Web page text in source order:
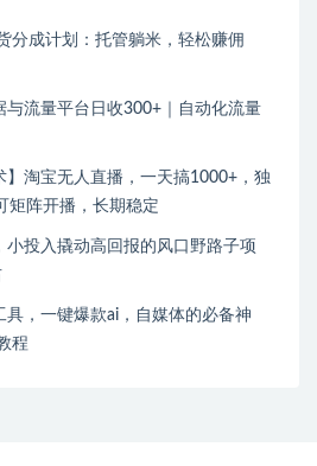
成计划：托管躺米，轻松赚佣
与流量平台日收300+｜自动化流量
】淘宝无人直播，一天搞1000+，独
矩阵开播，长期稳定
小投入撬动高回报的风口野路子项
具，一键爆款ai，自媒体的必备神
程